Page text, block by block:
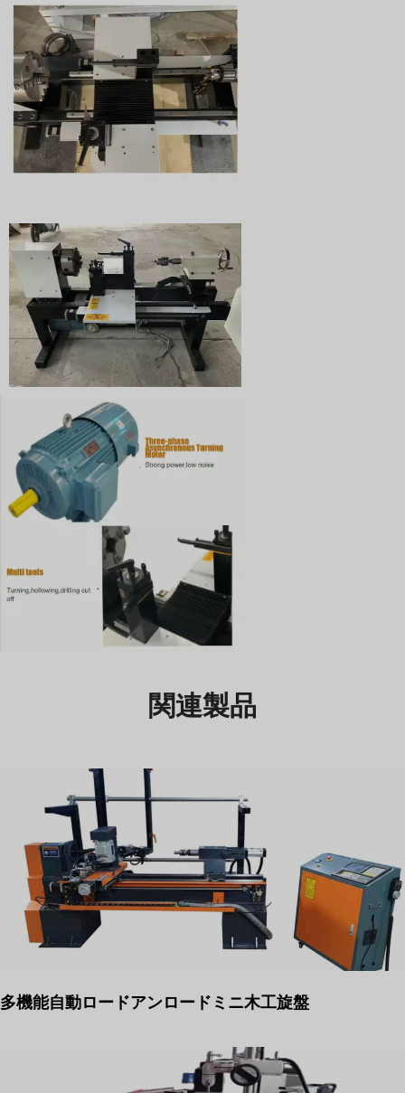
関連製品
多機能自動ロードアンロードミニ木工旋盤